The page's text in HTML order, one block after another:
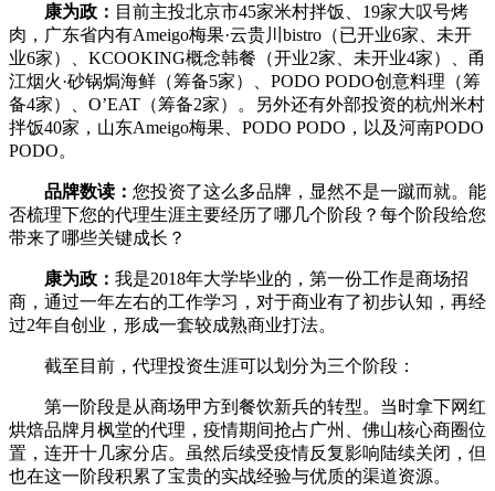
康为政： 目前主投北京市45家米村拌饭、19家大叹号烤
肉，广东省内有Ameigo梅果·云贵川bistro（已开业6家、未开
业6家）、KCOOKING概念韩餐（开业2家、未开业4家）、甬
江烟火·砂锅焗海鲜（筹备5家）、PODO PODO创意料理（筹
备4家）、O’EAT（筹备2家）。另外还有外部投资的杭州米村
拌饭40家，山东Ameigo梅果、PODO PODO，以及河南PODO
PODO。
品牌数读： 您投资了这么多品牌，显然不是一蹴而就。能
否梳理下您的代理生涯主要经历了哪几个阶段？每个阶段给您
带来了哪些关键成长？
康为政： 我是2018年大学毕业的，第一份工作是商场招
商，通过一年左右的工作学习，对于商业有了初步认知，再经
过2年自创业，形成一套较成熟商业打法。
截至目前，代理投资生涯可以划分为三个阶段：
第一阶段是从商场甲方到餐饮新兵的转型。当时拿下网红
烘焙品牌月枫堂的代理，疫情期间抢占广州、佛山核心商圈位
置，连开十几家分店。虽然后续受疫情反复影响陆续关闭，但
也在这一阶段积累了宝贵的实战经验与优质的渠道资源。